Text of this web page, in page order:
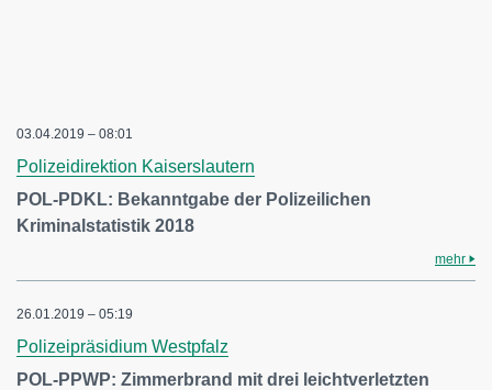
03.04.2019 – 08:01
Polizeidirektion Kaiserslautern
POL-PDKL: Bekanntgabe der Polizeilichen
Kriminalstatistik 2018
mehr
26.01.2019 – 05:19
Polizeipräsidium Westpfalz
POL-PPWP: Zimmerbrand mit drei leichtverletzten